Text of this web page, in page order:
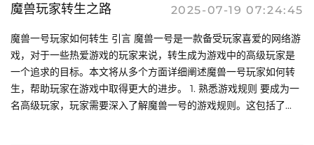
魔兽玩家转生之路 2025-07-19 07:24:45
魔兽一号玩家如何转生 引言 魔兽一号是一款备受玩家喜爱的网络游
戏，对于一些热爱游戏的玩家来说，转生成为游戏中的高级玩家是
一个追求的目标。本文将从多个方面详细阐述魔兽一号玩家如何转
生，帮助玩家在游戏中取得更大的进步。 1. 熟悉游戏规则 要成为一
名高级玩家，玩家需要深入了解魔兽一号的游戏规则。这包括了...